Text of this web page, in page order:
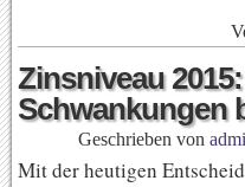
Zinsniveau
Schwankungen
Geschrieben von
Mit der heutigen